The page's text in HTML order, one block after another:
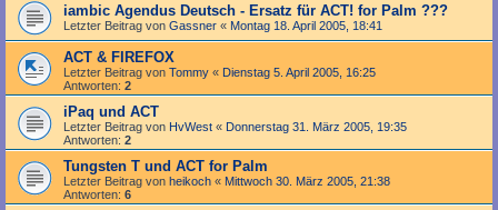
iambic Agendus Deutsch - Ersatz für ACT! for Palm ???
Letzter Beitrag von Gassner « Montag 18. April 2005, 18:41
ACT & FIREFOX
Letzter Beitrag von Tommy « Dienstag 5. April 2005, 16:25
Antworten: 2
iPaq und ACT
Letzter Beitrag von HvWest « Donnerstag 31. März 2005, 19:35
Antworten: 2
Tungsten T und ACT for Palm
Letzter Beitrag von heikoch « Mittwoch 30. März 2005, 21:38
Antworten: 6